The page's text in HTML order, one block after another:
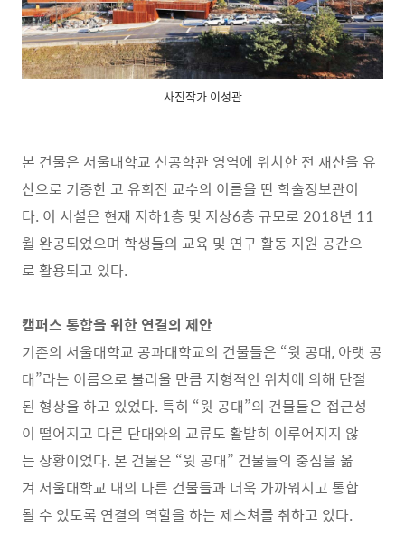
사진작가 이성관
본 건물은 서울대학교 신공학관 영역에 위치한 전 재산을 유
산으로 기증한 고 유회진 교수의 이름을 딴 학술정보관이
다. 이 시설은 현재 지하1층 및 지상6층 규모로 2018년 11
월 완공되었으며 학생들의 교육 및 연구 활동 지원 공간으
로 활용되고 있다.
캠퍼스 통합을 위한 연결의 제안
기존의 서울대학교 공과대학교의 건물들은 “윗 공대, 아랫 공
대”라는 이름으로 불리울 만큼 지형적인 위치에 의해 단절
된 형상을 하고 있었다. 특히 “윗 공대”의 건물들은 접근성
이 떨어지고 다른 단대와의 교류도 활발히 이루어지지 않
는 상황이었다. 본 건물은 “윗 공대” 건물들의 중심을 옮
겨 서울대학교 내의 다른 건물들과 더욱 가까워지고 통합
될 수 있도록 연결의 역할을 하는 제스쳐를 취하고 있다.